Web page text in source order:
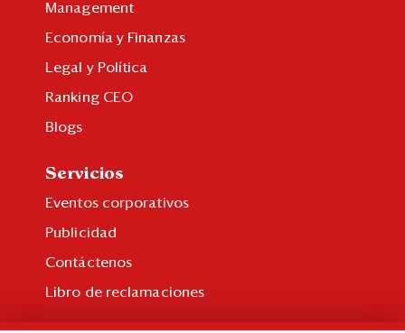
Management
Economía y Finanzas
Legal y Política
Ranking CEO
Blogs
Servicios
Eventos corporativos
Publicidad
Contáctenos
Libro de reclamaciones